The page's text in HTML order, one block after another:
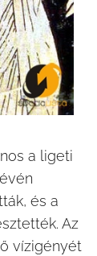
a ligeti
és a
Az
vízigényét